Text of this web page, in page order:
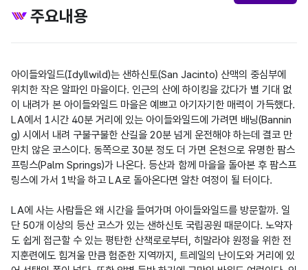
주요내용
아이들와일드(Idyllwild)는 샌하신토(San Jacinto) 산맥의 중심부에
위치한 작은 알파인 마을이다. 인근의 산에 하이킹을 갔다가 별 기대 없
이 내려가 본 아이들와일드 마을은 예쁘고 아기자기한 매력이 가득했다.
LA에서 1시간 40분 거리에 있는 아이들와일드에 가려면 배닝(Bannin
g) 시에서 내려 구불구불한 산길을 20분 넘게 운전해야 하는데 결코 만
만치 않은 코스이다. 동쪽으로 30분 정도 더 가면 온천으로 유명한 팜스
프링스(Palm Springs)가 나온다. 등산과 함께 마을을 돌아본 후 팜스프
링스에 가서 1박을 하고 LA로 돌아온다면 알찬 여정이 될 터이다.
LA에 사는 사람들은 왜 시간을 들여가며 아이들와일드를 방문할까. 일
단 50개 이상의 등산 코스가 있는 샌하신토 국립공원 때문이다. 노약자
도 쉽게 접근할 수 있는 평탄한 산책로로부터, 히말라야 원정을 위한 전
지훈련에도 힘겨울 만큼 험준한 지역까지, 트레일의 난이도와 거리에 있